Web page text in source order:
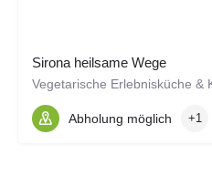
Sirona heilsame Wege
Vegetarische Erlebnisküche &
Abholung möglich +1